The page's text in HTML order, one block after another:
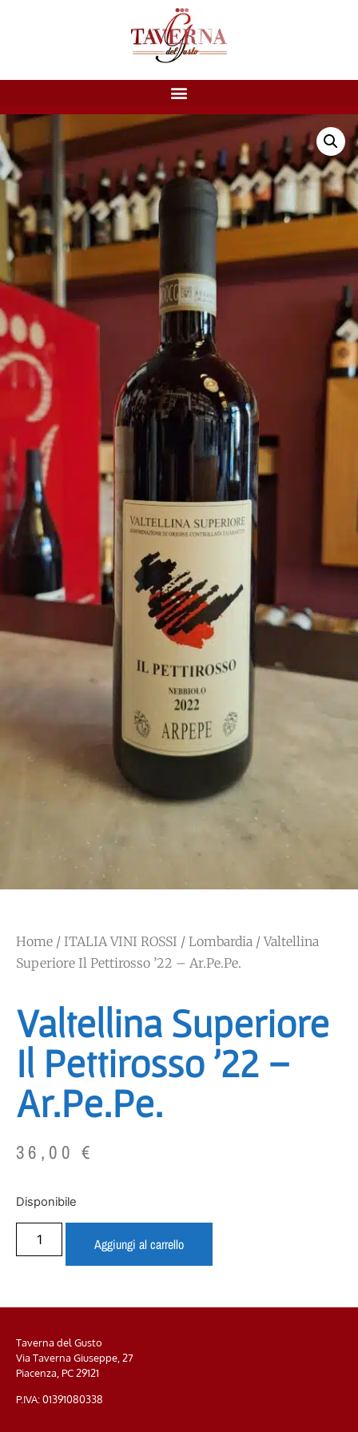
Home / ITALIA VINI ROSSI / Lombardia / Valtellina
Superiore Il Pettirosso ’22 – Ar.Pe.Pe.
Valtellina Superiore
Il Pettirosso ’22 –
Ar.Pe.Pe.
36,00€
Disponibile
Aggiungi al carrello
Taverna del Gusto
Via Taverna Giuseppe, 27
Piacenza, PC29121
P.IVA: 01391080338